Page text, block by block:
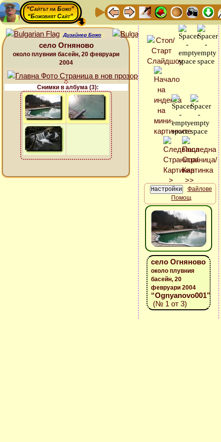
“Сайтът на Божо”
“Божовият Сайт”
Дизайнер Божо
село Огняново
около плувния басейн, 20 февруари
2004
Снимки в албума (3):
Файлове
Помощ
село Огняново
около плувния
басейн, 20
февруари 2004
“Ognyanovo001”
(№ 1 от 3)